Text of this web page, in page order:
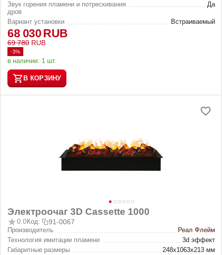
Звук горения пламени и потрескивания
дров
Да
Вариант установки Встраиваемый
68 030RUB
69 780 RUB
-3%
в наличии: 1 шт.
В КОРЗИНУ
Электроочаг 3D Cassette 1000
0.0Код: 91-0067
Производитель
Реал Флейм
Технология имитации пламени
3d эффект
Габаритные размеры
248х1063х213 мм